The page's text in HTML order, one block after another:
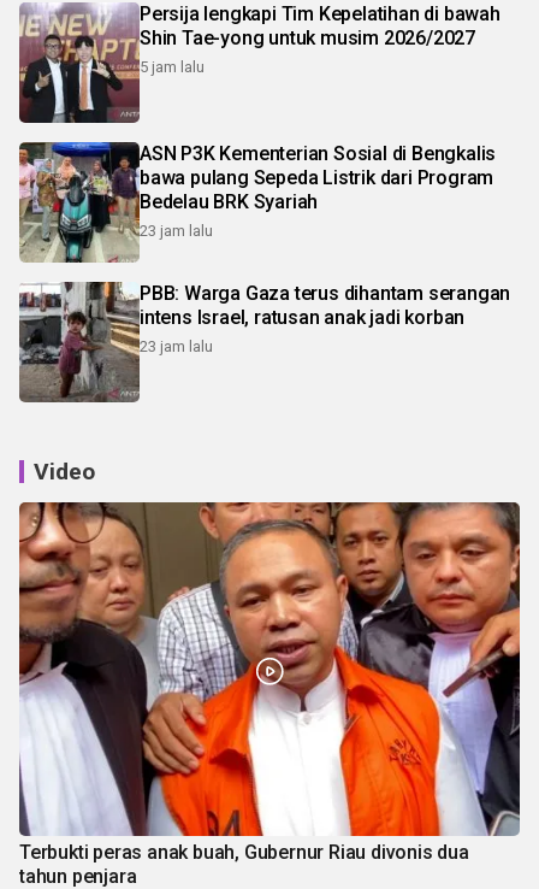
Persija lengkapi Tim Kepelatihan di bawah
Shin Tae-yong untuk musim 2026/2027
5 jam lalu
ASN P3K Kementerian Sosial di Bengkalis
bawa pulang Sepeda Listrik dari Program
Bedelau BRK Syariah
23 jam lalu
PBB: Warga Gaza terus dihantam serangan
intens Israel, ratusan anak jadi korban
23 jam lalu
Video
Terbukti peras anak buah, Gubernur Riau divonis dua
tahun penjara